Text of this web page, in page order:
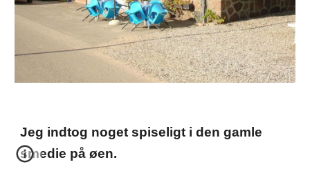
Jeg indtog noget spiseligt i den gamle
smedie på øen.